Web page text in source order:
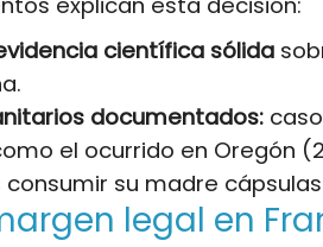
científica sólida
documentados:
el ocurrido en Oregón
su madre
legal en